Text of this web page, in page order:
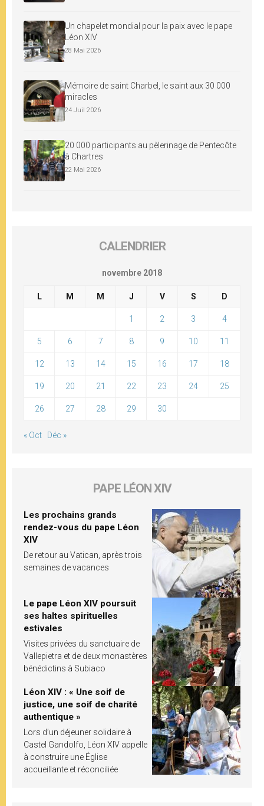
Un chapelet mondial pour la paix avec le pape
Léon XIV
28 Mai 2026
Mémoire de saint Charbel, le saint aux 30 000
miracles
24 Juil 2026
20 000 participants au pèlerinage de Pentecôte
à Chartres
22 Mai 2026
CALENDRIER
novembre 2018
L M M J V S D
1 2 3 4
5 6 7 8 9 10 11
12 13 14 15 16 17 18
19 20 21 22 23 24 25
26 27 28 29 30
« Oct Déc »
PAPE LÉON XIV
Les prochains grands
rendez-vous du pape Léon
XIV
De retour au Vatican, après trois
semaines de vacances
Le pape Léon XIV poursuit
ses haltes spirituelles
estivales
Visites privées du sanctuaire de
Vallepietra et de deux monastères
bénédictins à Subiaco
Léon XIV : « Une soif de
justice, une soif de charité
authentique »
Lors d’un déjeuner solidaire à
Castel Gandolfo, Léon XIV appelle
à construire une Église
accueillante et réconciliée